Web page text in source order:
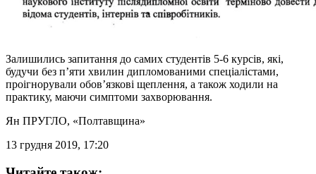
Залишились запитання до самих студентів 5-6 курсів, які,
будучи без п’яти хвилин дипломованими спеціалістами,
проігнорували обов’язкові щеплення, а також ходили на
практику, маючи симптоми захворювання.
Ян ПРУГЛО, «Полтавщина»
13 грудня 2019, 17:20